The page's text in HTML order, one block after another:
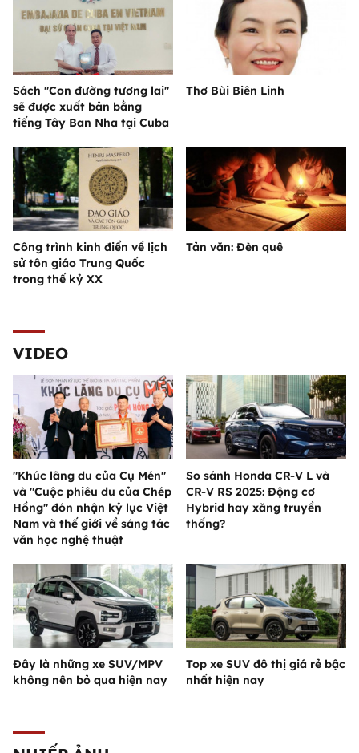
Sách "Con đường tương lai"
sẽ được xuất bản bằng
tiếng Tây Ban Nha tại Cuba
Thơ Bùi Biên Linh
Công trình kinh điển về lịch
sử tôn giáo Trung Quốc
trong thế kỷ XX
Tản văn: Đèn quê
VIDEO
"Khúc lãng du của Cụ Mén"
và "Cuộc phiêu du của Chép
Hồng" đón nhận kỷ lục Việt
Nam và thế giới về sáng tác
văn học nghệ thuật
So sánh Honda CR-V L và
CR-V RS 2025: Động cơ
Hybrid hay xăng truyền
thống?
Đây là những xe SUV/MPV
không nên bỏ qua hiện nay
Top xe SUV đô thị giá rẻ bậc
nhất hiện nay